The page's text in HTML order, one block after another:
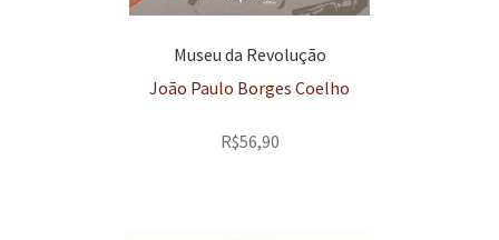
Museu da Revolução
João Paulo Borges Coelho
R$56,90